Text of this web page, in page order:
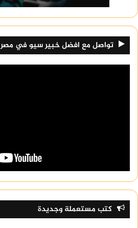
تواصل مع افضل خبير سيو في مصر
كتب مستعملة وجديدة